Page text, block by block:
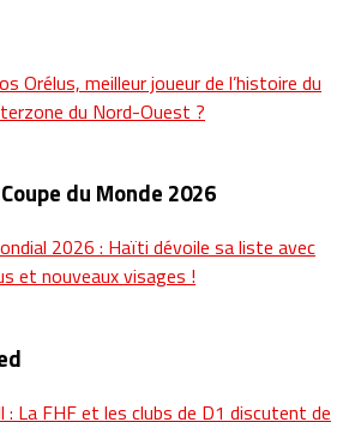
Orélus, meilleur joueur de l’histoire du
du Nord-Ouest ?
du Monde 2026
2026 : Haïti dévoile sa liste avec
et nouveaux visages !
La FHF et les clubs de D1 discutent de